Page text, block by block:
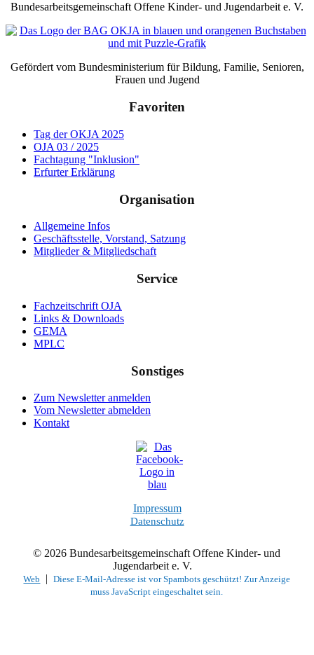
Bundesarbeitsgemeinschaft Offene Kinder- und Jugendarbeit e. V.
Gefördert vom Bundesministerium für Bildung, Familie, Senioren,
Frauen und Jugend
Favoriten
Tag der OKJA 2025
OJA 03 / 2025
Fachtagung "Inklusion"
Erfurter Erklärung
Organisation
Allgemeine Infos
Geschäftsstelle, Vorstand, Satzung
Mitglieder & Mitgliedschaft
Service
Fachzeitschrift OJA
Links & Downloads
GEMA
MPLC
Sonstiges
Zum Newsletter anmelden
Vom Newsletter abmelden
Kontakt
Impressum
Datenschutz
© 2026 Bundesarbeitsgemeinschaft Offene Kinder- und
Jugendarbeit e. V.
Web |Diese E-Mail-Adresse ist vor Spambots geschützt! Zur Anzeige
muss JavaScript eingeschaltet sein.